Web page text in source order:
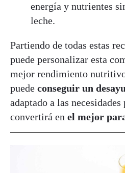
energía y nutrientes
leche.
Partiendo de todas estas
puede personalizar esta
mejor rendimiento
puede conseguir un
adaptado a las
convertirá en el mejor